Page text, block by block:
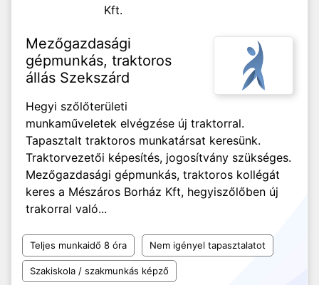
Kft.
Mezőgazdasági
gépmunkás, traktoros
állás Szekszárd
Hegyi szőlőterületi
munkaműveletek elvégzése új traktorral.
Tapasztalt traktoros munkatársat keresünk.
Traktorvezetői képesítés, jogosítvány szükséges.
Mezőgazdasági gépmunkás, traktoros kollégát
keres a Mészáros Borház Kft, hegyiszőlőben új
trakorral való...
Teljes munkaidő 8 óra Nem igényel tapasztalatot
Szakiskola / szakmunkás képző